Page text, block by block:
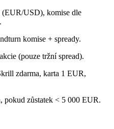
(EUR/USD), komise dle
komise + spready.
(pouze tržní spread).
zdarma, karta 1 EUR,
pokud zůstatek < 5 000 EUR.